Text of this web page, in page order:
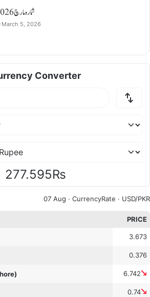
شمارہ مارچ 2026
March 5, 2026
Converter
277.595₨
07 Aug · CurrencyRate · USD/PKR
PRICE
3.673
0.376
6.742
0.74